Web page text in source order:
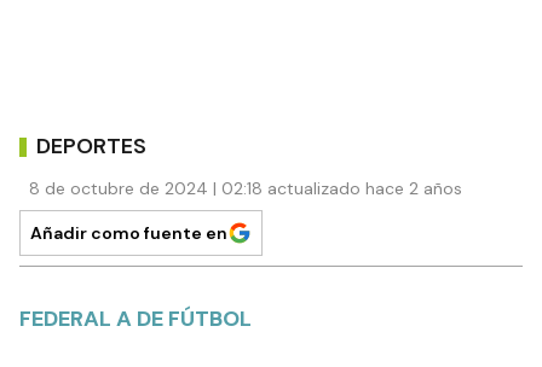
DEPORTES
8 de octubre de 2024 | 02:18 actualizado hace 2 años
Añadir como fuente en
FEDERAL A DE FÚTBOL